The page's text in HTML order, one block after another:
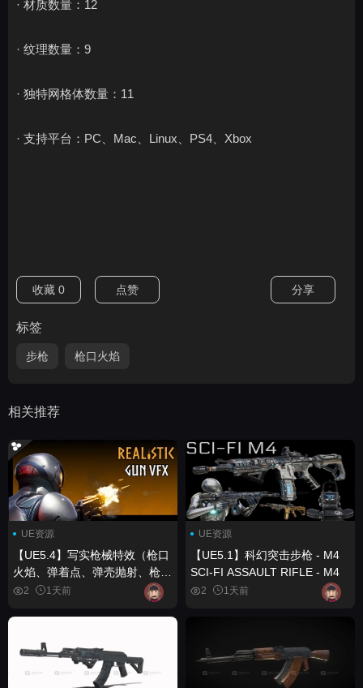
· 材质数量：12
· 纹理数量：9
· 独特网格体数量：11
· 支持平台：PC、Mac、Linux、PS4、Xbox
收藏 0 点赞 分享
标签
步枪 枪口火焰
相关推荐
UE资源
【UE5.4】写实枪械特效（枪口
火焰、弹着点、弹壳抛射、枪械
特效、VFX） Realistic Gun
2 1天前
UE资源
【UE5.1】科幻突击步枪 - M4
SCI-FI ASSAULT RIFLE - M4
2 1天前